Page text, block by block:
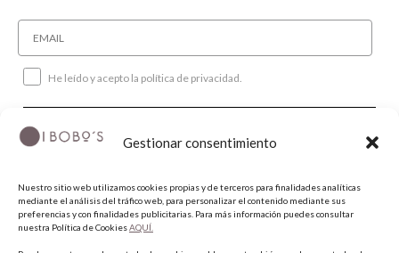
Gestionar consentimiento
Nuestro sitio web utilizamos cookies propias y de terceros para finalidades analíticas
mediante el análisis del tráfico web, para personalizar el contenido mediante sus
preferencias y con finalidades publicitarias. Para más información puedes consultar
nuestra Política de CookiesAQUÍ.
He leído y acepto la política de privacidad.
SÍGUENOS
INSTAGRAM